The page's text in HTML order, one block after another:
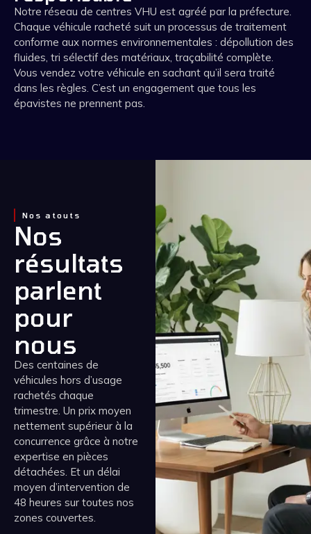
Notre réseau de centres VHU est agréé par la préfecture.
Chaque véhicule racheté suit un processus de traitement
conforme aux normes environnementales : dépollution des
fluides, tri sélectif des matériaux, traçabilité complète.
Vous vendez votre véhicule en sachant qu’il sera traité
dans les règles. C’est un engagement que tous les
épavistes ne prennent pas.
Nos atouts
Nos
résultats
parlent
pour
nous
Des centaines de
véhicules hors d’usage
rachetés chaque
trimestre. Un prix moyen
nettement supérieur à la
concurrence grâce à notre
expertise en pièces
détachées. Et un délai
moyen d’intervention de
48 heures sur toutes nos
zones couvertes.